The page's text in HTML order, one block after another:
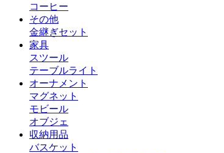
コーヒー
その他
金継ぎセット
家具
スツール
テーブルライト
オーナメント
マグネット
モビール
オブジェ
収納用品
バスケット